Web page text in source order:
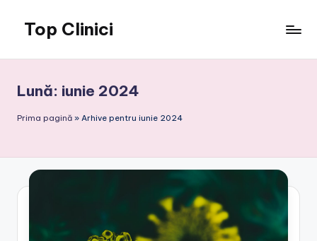
content
Top Clinici
Lună: iunie 2024
Prima pagină » Arhive pentru iunie 2024